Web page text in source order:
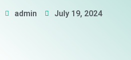
admin July 19, 2024